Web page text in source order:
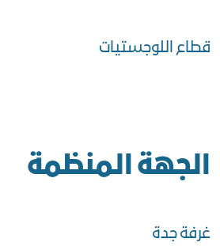
قطاع اللوجستيات
الجهة المنظمة
غرفة جدة